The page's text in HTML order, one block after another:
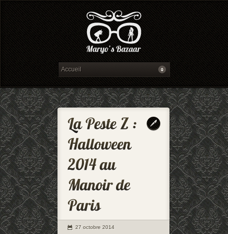
27 octobre 2014